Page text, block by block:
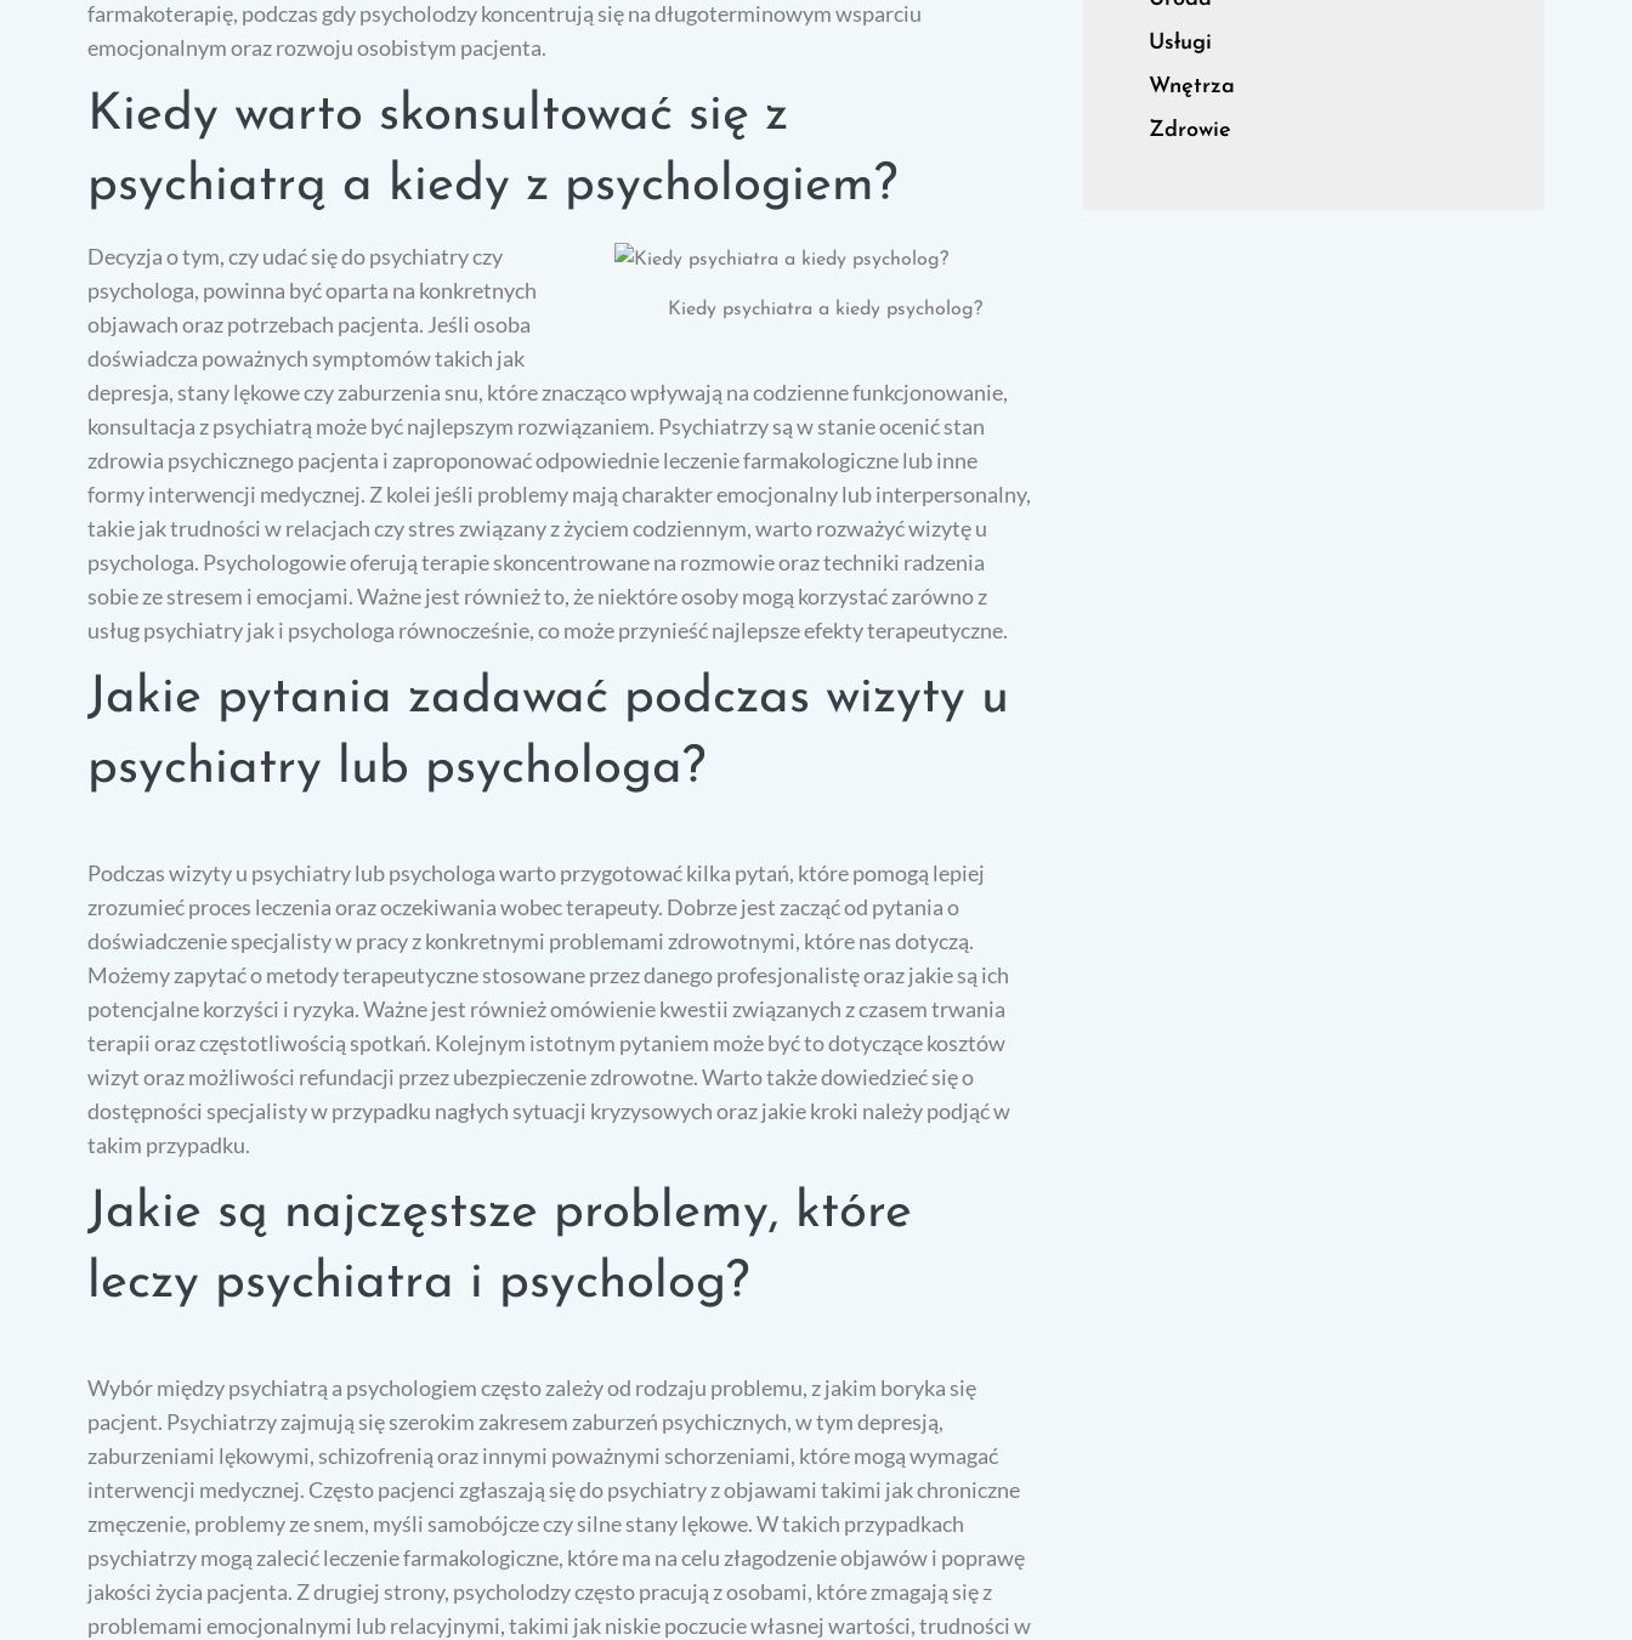
farmakoterapię, podczas gdy psycholodzy koncentrują się na długoterminowym wsparciu
emocjonalnym oraz rozwoju osobistym pacjenta.
Kiedy warto skonsultować się z
psychiatrą a kiedy z psychologiem?
Kiedy psychiatra a kiedy psycholog?
Decyzja o tym, czy udać się do psychiatry czy
psychologa, powinna być oparta na konkretnych
objawach oraz potrzebach pacjenta. Jeśli osoba
doświadcza poważnych symptomów takich jak
depresja, stany lękowe czy zaburzenia snu, które znacząco wpływają na codzienne funkcjonowanie,
konsultacja z psychiatrą może być najlepszym rozwiązaniem. Psychiatrzy są w stanie ocenić stan
zdrowia psychicznego pacjenta i zaproponować odpowiednie leczenie farmakologiczne lub inne
formy interwencji medycznej. Z kolei jeśli problemy mają charakter emocjonalny lub interpersonalny,
takie jak trudności w relacjach czy stres związany z życiem codziennym, warto rozważyć wizytę u
psychologa. Psychologowie oferują terapie skoncentrowane na rozmowie oraz techniki radzenia
sobie ze stresem i emocjami. Ważne jest również to, że niektóre osoby mogą korzystać zarówno z
usług psychiatry jak i psychologa równocześnie, co może przynieść najlepsze efekty terapeutyczne.
Jakie pytania zadawać podczas wizyty u
psychiatry lub psychologa?
Podczas wizyty u psychiatry lub psychologa warto przygotować kilka pytań, które pomogą lepiej
zrozumieć proces leczenia oraz oczekiwania wobec terapeuty. Dobrze jest zacząć od pytania o
doświadczenie specjalisty w pracy z konkretnymi problemami zdrowotnymi, które nas dotyczą.
Możemy zapytać o metody terapeutyczne stosowane przez danego profesjonalistę oraz jakie są ich
potencjalne korzyści i ryzyka. Ważne jest również omówienie kwestii związanych z czasem trwania
terapii oraz częstotliwością spotkań. Kolejnym istotnym pytaniem może być to dotyczące kosztów
wizyt oraz możliwości refundacji przez ubezpieczenie zdrowotne. Warto także dowiedzieć się o
dostępności specjalisty w przypadku nagłych sytuacji kryzysowych oraz jakie kroki należy podjąć w
takim przypadku.
Jakie są najczęstsze problemy, które
leczy psychiatra i psycholog?
Wybór między psychiatrą a psychologiem często zależy od rodzaju problemu, z jakim boryka się
pacjent. Psychiatrzy zajmują się szerokim zakresem zaburzeń psychicznych, w tym depresją,
zaburzeniami lękowymi, schizofrenią oraz innymi poważnymi schorzeniami, które mogą wymagać
interwencji medycznej. Często pacjenci zgłaszają się do psychiatry z objawami takimi jak chroniczne
zmęczenie, problemy ze snem, myśli samobójcze czy silne stany lękowe. W takich przypadkach
psychiatrzy mogą zalecić leczenie farmakologiczne, które ma na celu złagodzenie objawów i poprawę
jakości życia pacjenta. Z drugiej strony, psycholodzy często pracują z osobami, które zmagają się z
problemami emocjonalnymi lub relacyjnymi, takimi jak niskie poczucie własnej wartości, trudności w
Usługi
Wnętrza
Zdrowie